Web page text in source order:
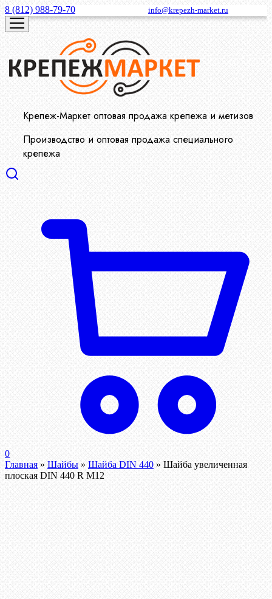
8 (812) 988-79-70 info@krepezh-market.ru
Крепеж-Маркет оптовая продажа крепежа и метизов
Производство и оптовая продажа специального
крепежа
0
Главная » Шайбы » Шайба DIN 440 » Шайба увеличенная
плоская DIN 440 R М12